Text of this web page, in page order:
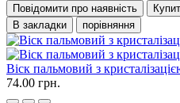
Повідомити про наявність
В закладки
порівняння
Віск пальмовий з
74.00 грн.